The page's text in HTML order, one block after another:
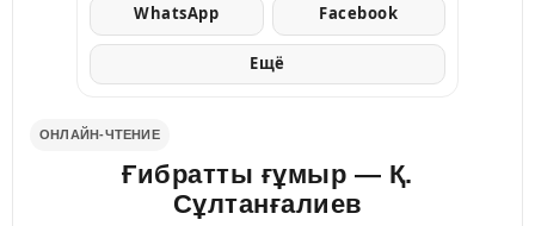
WhatsApp Facebook
Ещё
ОНЛАЙН-ЧТЕНИЕ
Ғибратты ғұмыр — Қ.
Сұлтанғалиев